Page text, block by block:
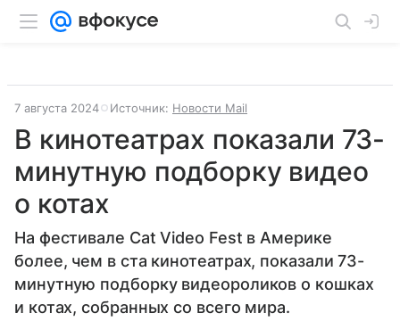
7 августа 2024 Источник: Новости Mail
В кинотеатрах показали 73-
минутную подборку видео
о котах
На фестивале Cat Video Fest в Америке
более, чем в ста кинотеатрах, показали 73-
минутную подборку видеороликов о кошках
и котах, собранных со всего мира.